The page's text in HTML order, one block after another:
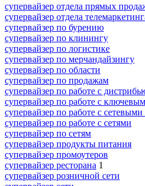
супервайзер отдела прямых
супервайзер отдела
супервайзер по бурению
супервайзер по клинингу
супервайзер по логистике
супервайзер по мерчандайзингу
супервайзер по области
супервайзер по продажам
супервайзер по работе с
супервайзер по работе с
супервайзер по работе с
супервайзер по работе с сетями
супервайзер по сетям
супервайзер продукты питания
супервайзер промоутеров
супервайзер ресторана 1
супервайзер розничной сети